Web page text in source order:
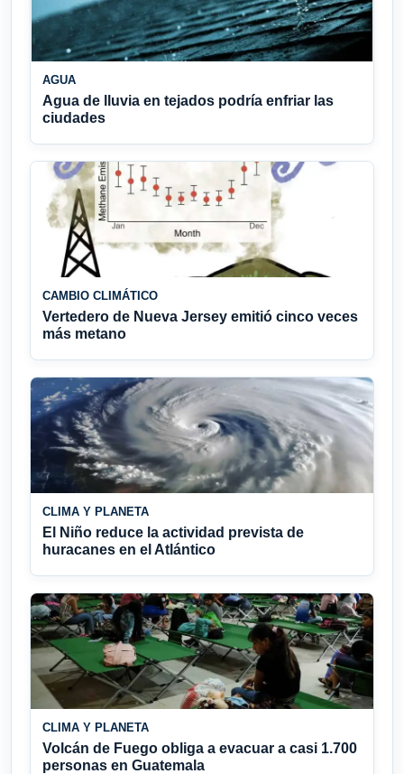
AGUA
Agua de lluvia en tejados podría enfriar las
ciudades
CAMBIO CLIMÁTICO
Vertedero de Nueva Jersey emitió cinco veces
más metano
CLIMA Y PLANETA
El Niño reduce la actividad prevista de
huracanes en el Atlántico
CLIMA Y PLANETA
Volcán de Fuego obliga a evacuar a casi 1.700
personas en Guatemala